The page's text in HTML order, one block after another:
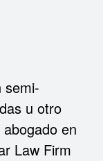
semi-
u otro
en
Law Firm